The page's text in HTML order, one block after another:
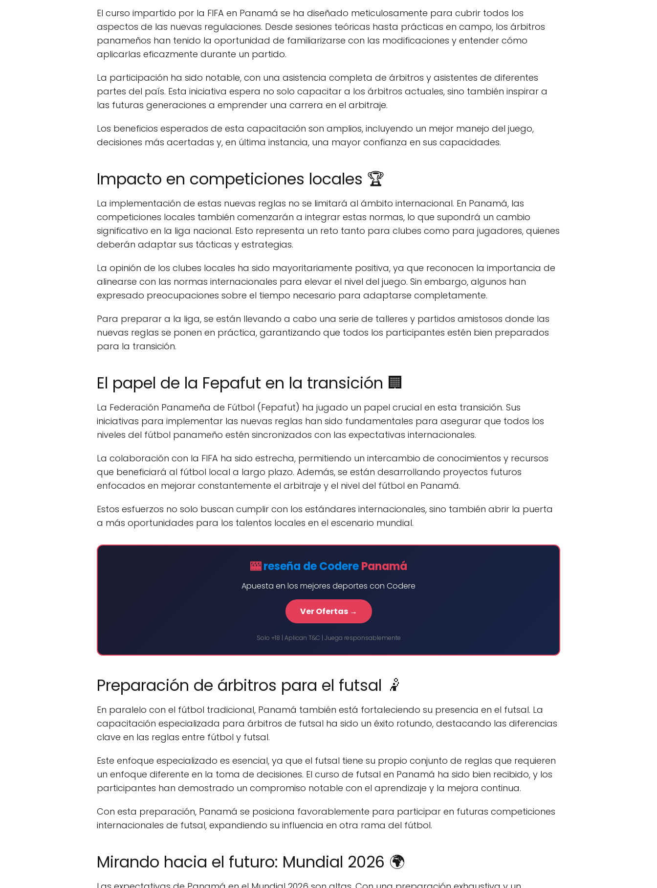
El curso impartido por la FIFA en Panamá se ha diseñado meticulosamente para cubrir todos los
aspectos de las nuevas regulaciones. Desde sesiones teóricas hasta prácticas en campo, los árbitros
panameños han tenido la oportunidad de familiarizarse con las modificaciones y entender cómo
aplicarlas eficazmente durante un partido.
La participación ha sido notable, con una asistencia completa de árbitros y asistentes de diferentes
partes del país. Esta iniciativa espera no solo capacitar a los árbitros actuales, sino también inspirar a
las futuras generaciones a emprender una carrera en el arbitraje.
Los beneficios esperados de esta capacitación son amplios, incluyendo un mejor manejo del juego,
decisiones más acertadas y, en última instancia, una mayor confianza en sus capacidades.
Impacto en competiciones locales 🏆
La implementación de estas nuevas reglas no se limitará al ámbito internacional. En Panamá, las
competiciones locales también comenzarán a integrar estas normas, lo que supondrá un cambio
significativo en la liga nacional. Esto representa un reto tanto para clubes como para jugadores, quienes
deberán adaptar sus tácticas y estrategias.
La opinión de los clubes locales ha sido mayoritariamente positiva, ya que reconocen la importancia de
alinearse con las normas internacionales para elevar el nivel del juego. Sin embargo, algunos han
expresado preocupaciones sobre el tiempo necesario para adaptarse completamente.
Para preparar a la liga, se están llevando a cabo una serie de talleres y partidos amistosos donde las
nuevas reglas se ponen en práctica, garantizando que todos los participantes estén bien preparados
para la transición.
El papel de la Fepafut en la transición 🏢
La Federación Panameña de Fútbol (Fepafut) ha jugado un papel crucial en esta transición. Sus
iniciativas para implementar las nuevas reglas han sido fundamentales para asegurar que todos los
niveles del fútbol panameño estén sincronizados con las expectativas internacionales.
La colaboración con la FIFA ha sido estrecha, permitiendo un intercambio de conocimientos y recursos
que beneficiará al fútbol local a largo plazo. Además, se están desarrollando proyectos futuros
enfocados en mejorar constantemente el arbitraje y el nivel del fútbol en Panamá.
Estos esfuerzos no solo buscan cumplir con los estándares internacionales, sino también abrir la puerta
a más oportunidades para los talentos locales en el escenario mundial.
🎰reseña de CoderePanamá
Apuesta en los mejores deportes con Codere
Ver Ofertas →
Solo +18 | Aplican T&C | Juega responsablemente
Preparación de árbitros para el futsal 🤾
En paralelo con el fútbol tradicional, Panamá también está fortaleciendo su presencia en el futsal. La
capacitación especializada para árbitros de futsal ha sido un éxito rotundo, destacando las diferencias
clave en las reglas entre fútbol y futsal.
Este enfoque especializado es esencial, ya que el futsal tiene su propio conjunto de reglas que requieren
un enfoque diferente en la toma de decisiones. El curso de futsal en Panamá ha sido bien recibido, y los
participantes han demostrado un compromiso notable con el aprendizaje y la mejora continua.
Con esta preparación, Panamá se posiciona favorablemente para participar en futuras competiciones
internacionales de futsal, expandiendo su influencia en otra rama del fútbol.
Mirando hacia el futuro: Mundial 2026 🌍